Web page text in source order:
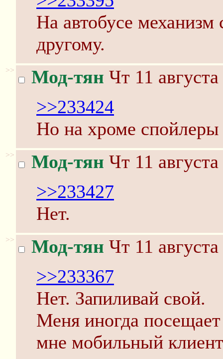
На автобусе механизм
другому.
>> Мод-тян Чт 11
>>233424
Но на хроме спойлеры
>> Мод-тян Чт 11
>>233427
Нет.
>> Мод-тян Чт 11
>>233367
Нет. Запиливай свой.
Меня иногда
мне мобильный